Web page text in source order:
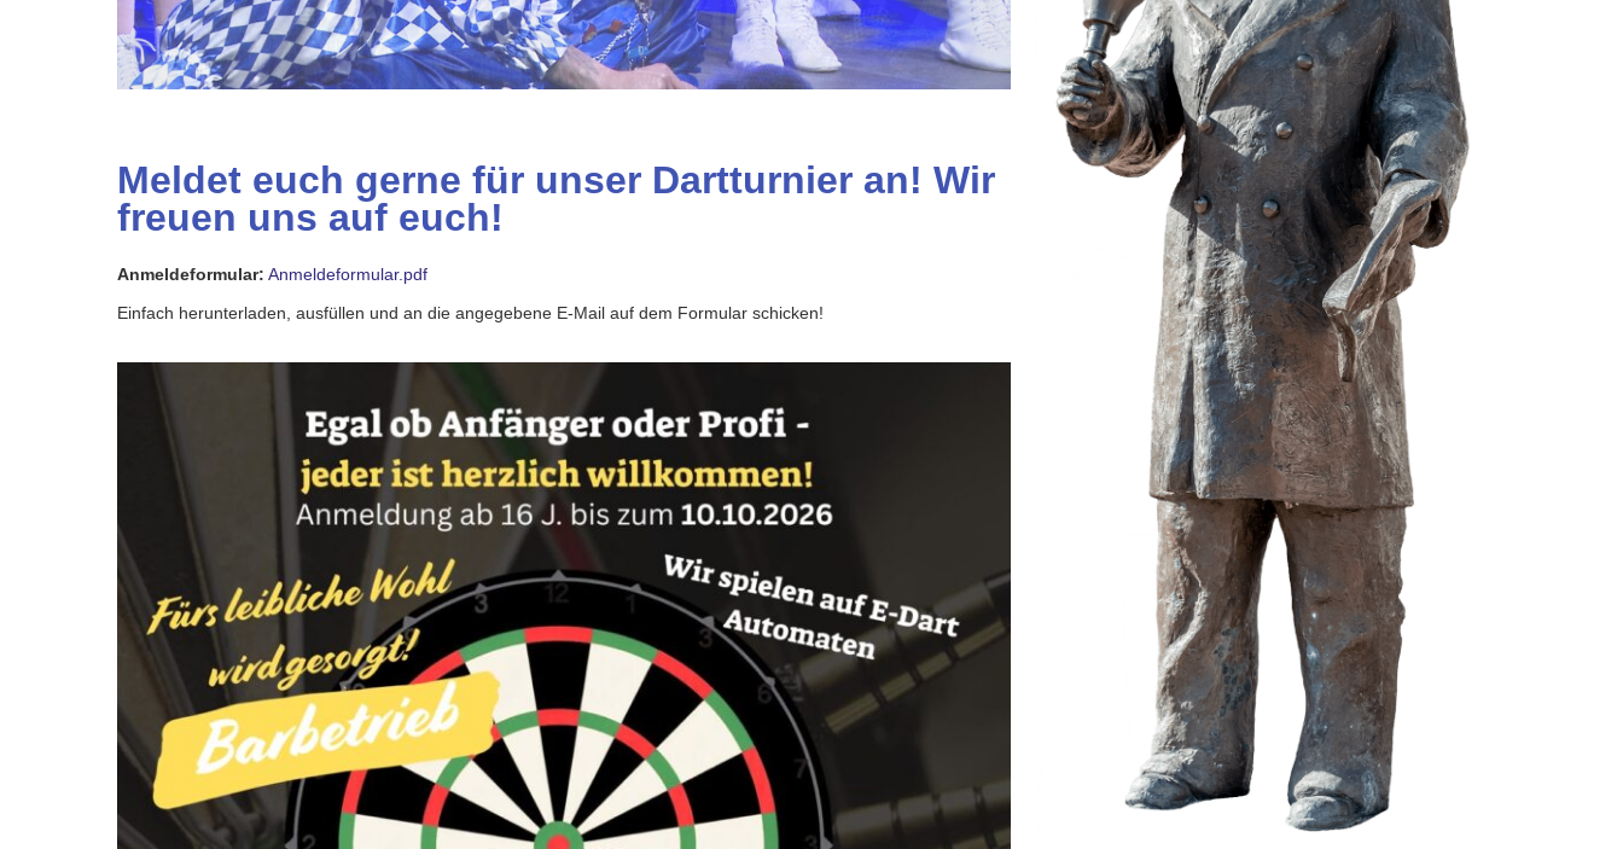
Meldet euch gerne für unser Dartturnier an! Wir
freuen uns auf euch!
Anmeldeformular: Anmeldeformular.pdf
Einfach herunterladen, ausfüllen und an die angegebene E-Mail auf dem Formular schicken!